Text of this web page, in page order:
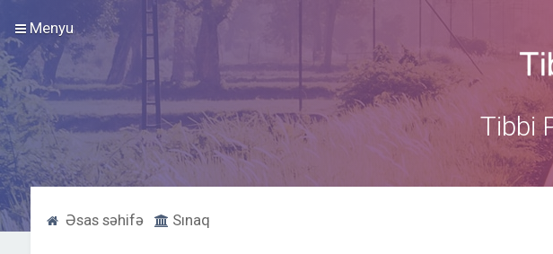
Menyu
Tibbi
Əsas səhifə Sınaq